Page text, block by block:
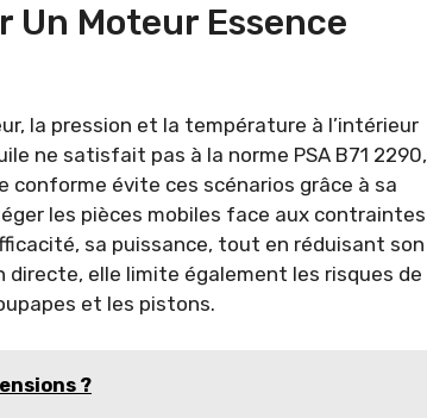
Un Moteur Essence
la pression et la température à l’intérieur
ne satisfait pas à la norme PSA B71 2290,
conforme évite ces scénarios grâce à sa
les pièces mobiles face aux contraintes
sa puissance, tout en réduisant son
directe, elle limite également les risques de
et les pistons.
?